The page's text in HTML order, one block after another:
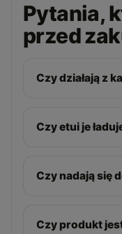
Pytania,
przed
Czy działają z
Czy etui je
Czy nadają się
Czy produkt